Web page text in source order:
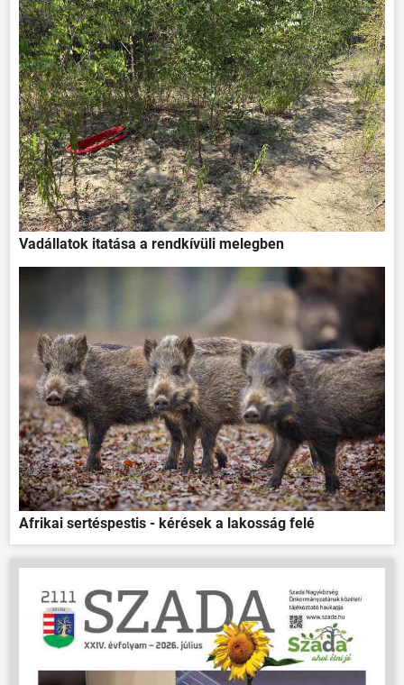
HÍREK
VÁLASZTÁSOK
Vadállatok itatása a rendkívüli melegben
Afrikai sertéspestis - kérések a lakosság felé